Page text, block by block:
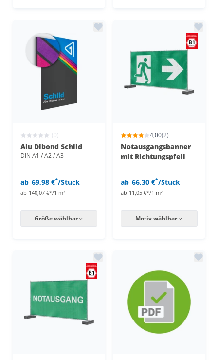
(0)
Alu Dibond Schild
DIN A1 / A2 / A3
ab 69,98 €*/Stück
ab 140,07 €*/1 m²
Größe wählbar
4,00(2)
Notausgangsbanner
mit Richtungspfeil
ab 66,30 €*/Stück
ab 11,05 €*/1 m²
Motiv wählbar